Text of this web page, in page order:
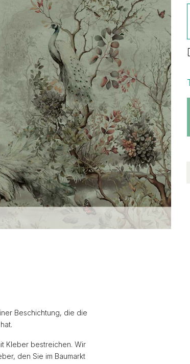
Beschichtung, die die
hat.
Kleber bestreichen. Wir
den Sie im Baumarkt